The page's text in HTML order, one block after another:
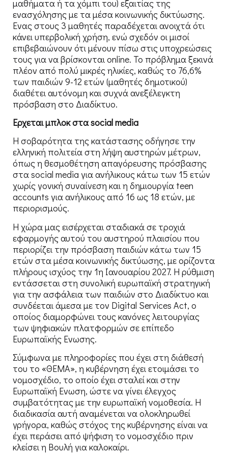
μαθήματα ή τα χόμπι του) εξαιτίας της
ενασχόλησης με τα μέσα κοινωνικής δικτύωσης.
Ενας στους 3 μαθητές παραδέχεται ανοιχτά ότι
κάνει υπερβολική χρήση, ενώ σχεδόν οι μισοί
επιβεβαιώνουν ότι μένουν πίσω στις υποχρεώσεις
τους για να βρίσκονται online. Το πρόβλημα ξεκινά
πλέον από πολύ μικρές ηλικίες, καθώς το 76,6%
των παιδιών 9-12 ετών (μαθητές δημοτικού)
διαθέτει αυτόνομη και συχνά ανεξέλεγκτη
πρόσβαση στο Διαδίκτυο.
Ερχεται μπλοκ στα social media
Η σοβαρότητα της κατάστασης οδήγησε την
ελληνική πολιτεία στη λήψη αυστηρών μέτρων,
όπως η θεσμοθέτηση απαγόρευσης πρόσβασης
στα social media για ανήλικους κάτω των 15 ετών
χωρίς γονική συναίνεση και η δημιουργία teen
accounts για ανήλικους από 16 ως 18 ετών, με
περιορισμούς.
Η χώρα μας εισέρχεται σταδιακά σε τροχιά
εφαρμογής αυτού του αυστηρού πλαισίου που
περιορίζει την πρόσβαση παιδιών κάτω των 15
ετών στα μέσα κοινωνικής δικτύωσης, με ορίζοντα
πλήρους ισχύος την 1η Ιανουαρίου 2027. Η ρύθμιση
εντάσσεται στη συνολική ευρωπαϊκή στρατηγική
για την ασφάλεια των παιδιών στο Διαδίκτυο και
συνδέεται άμεσα με τον Digital Services Act, ο
οποίος διαμορφώνει τους κανόνες λειτουργίας
των ψηφιακών πλατφορμών σε επίπεδο
Ευρωπαϊκής Ενωσης.
Σύμφωνα με πληροφορίες που έχει στη διάθεσή
του το «ΘΕΜΑ», η κυβέρνηση έχει ετοιμάσει το
νομοσχέδιο, το οποίο έχει σταλεί και στην
Ευρωπαϊκή Ενωση, ώστε να γίνει έλεγχος
συμβατότητας με την ευρωπαϊκή νομοθεσία. Η
διαδικασία αυτή αναμένεται να ολοκληρωθεί
γρήγορα, καθώς στόχος της κυβέρνησης είναι να
έχει περάσει από ψήφιση το νομοσχέδιο πριν
κλείσει η Βουλή για καλοκαίρι.